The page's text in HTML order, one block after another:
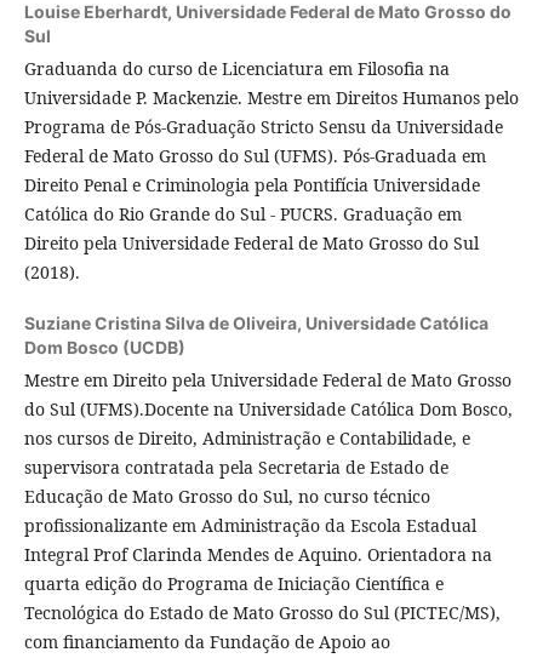
Louise Eberhardt, Universidade Federal de Mato Grosso do
Sul
Graduanda do curso de Licenciatura em Filosofia na
Universidade P. Mackenzie. Mestre em Direitos Humanos pelo
Programa de Pós-Graduação Stricto Sensu da Universidade
Federal de Mato Grosso do Sul (UFMS). Pós-Graduada em
Direito Penal e Criminologia pela Pontifícia Universidade
Católica do Rio Grande do Sul - PUCRS. Graduação em
Direito pela Universidade Federal de Mato Grosso do Sul
(2018).
Suziane Cristina Silva de Oliveira, Universidade Católica
Dom Bosco (UCDB)
Mestre em Direito pela Universidade Federal de Mato Grosso
do Sul (UFMS).Docente na Universidade Católica Dom Bosco,
nos cursos de Direito, Administração e Contabilidade, e
supervisora contratada pela Secretaria de Estado de
Educação de Mato Grosso do Sul, no curso técnico
profissionalizante em Administração da Escola Estadual
Integral Prof Clarinda Mendes de Aquino. Orientadora na
quarta edição do Programa de Iniciação Científica e
Tecnológica do Estado de Mato Grosso do Sul (PICTEC/MS),
com financiamento da Fundação de Apoio ao